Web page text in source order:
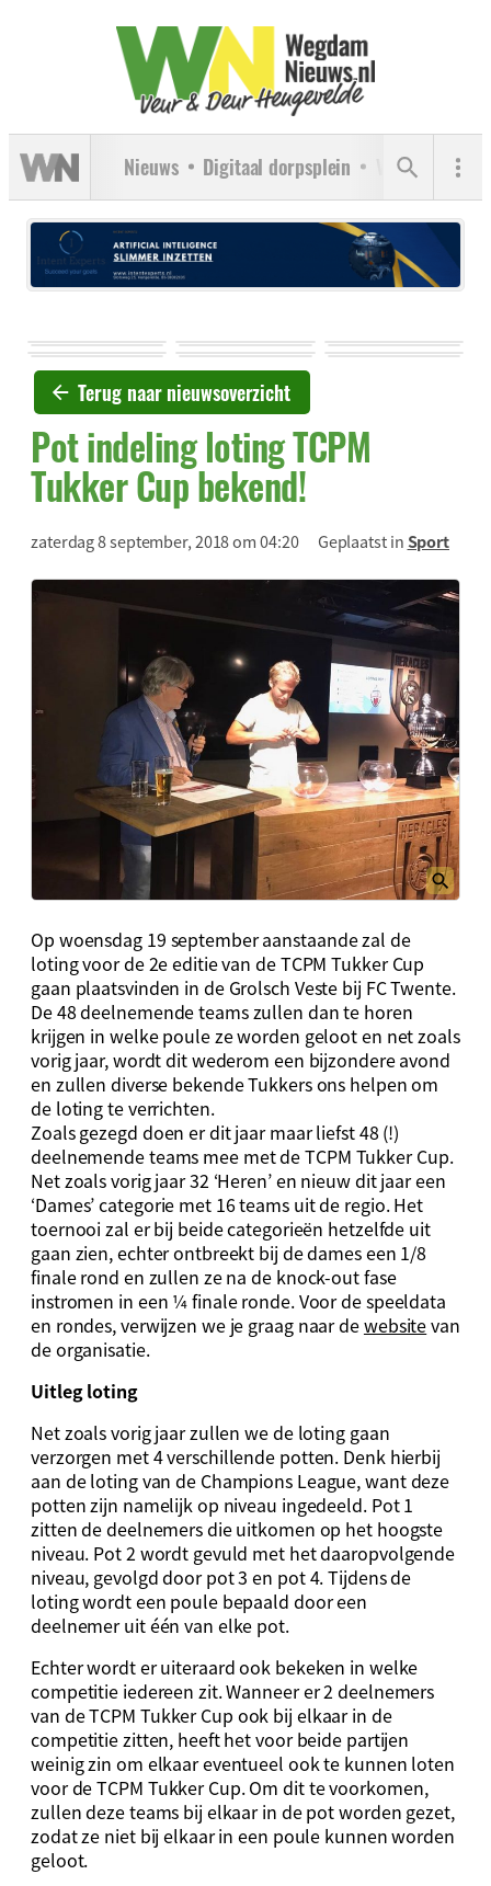
Nieuws Digitaal dorpsplein Verenigingen
Terug naar nieuwsoverzicht
Pot indeling loting TCPM
Tukker Cup bekend!
zaterdag 8 september, 2018 om 04:20 Geplaatst inSport
Op woensdag 19 september aanstaande zal de
loting voor de 2e editie van de TCPM Tukker Cup
gaan plaatsvinden in de Grolsch Veste bij FC Twente.
De 48 deelnemende teams zullen dan te horen
krijgen in welke poule ze worden geloot en net zoals
vorig jaar, wordt dit wederom een bijzondere avond
en zullen diverse bekende Tukkers ons helpen om
de loting te verrichten.
Zoals gezegd doen er dit jaar maar liefst 48 (!)
deelnemende teams mee met de TCPM Tukker Cup.
Net zoals vorig jaar 32 ‘Heren’ en nieuw dit jaar een
‘Dames’ categorie met 16 teams uit de regio. Het
toernooi zal er bij beide categorieën hetzelfde uit
gaan zien, echter ontbreekt bij de dames een 1/8
finale rond en zullen ze na de knock-out fase
instromen in een ¼ finale ronde. Voor de speeldata
en rondes, verwijzen we je graag naar dewebsitevan
de organisatie.
Uitleg loting
Net zoals vorig jaar zullen we de loting gaan
verzorgen met 4 verschillende potten. Denk hierbij
aan de loting van de Champions League, want deze
potten zijn namelijk op niveau ingedeeld. Pot 1
zitten de deelnemers die uitkomen op het hoogste
niveau. Pot 2 wordt gevuld met het daaropvolgende
niveau, gevolgd door pot 3 en pot 4. Tijdens de
loting wordt een poule bepaald door een
deelnemer uit één van elke pot.
Echter wordt er uiteraard ook bekeken in welke
competitie iedereen zit. Wanneer er 2 deelnemers
van de TCPM Tukker Cup ook bij elkaar in de
competitie zitten, heeft het voor beide partijen
weinig zin om elkaar eventueel ook te kunnen loten
voor de TCPM Tukker Cup. Om dit te voorkomen,
zullen deze teams bij elkaar in de pot worden gezet,
zodat ze niet bij elkaar in een poule kunnen worden
geloot.